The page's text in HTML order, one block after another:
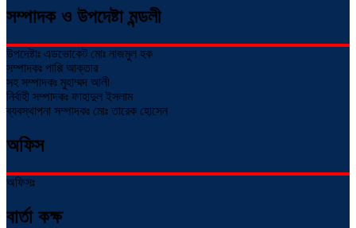
সম্পাদক ও উপদেষ্টা মন্ডলী
উপদেষ্টাঃ এডভোকেট মোঃ নাজমুল হক
সম্পাদকঃ পাপ্পি আক্তার
সহ সম্পাদকঃ মুহাম্মদ আলী
নির্বাহী সম্পাদকঃ ফাহাদুল ইসলাম
ব্যবস্থাপনা সম্পাদকঃ মোঃ তারেক হোসেন
অফিস
অফিসঃ
বার্তা কক্ষ